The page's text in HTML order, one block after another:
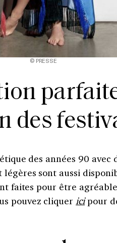
© PRESSE
des
des années 90
sont aussi
faites pour être
pouvez cliquericipour